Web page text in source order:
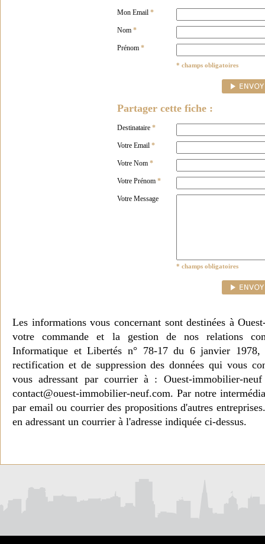
Mon Email *
Nom *
Prénom *
* champs obligatoires
Partager cette fiche :
Destinataire *
Votre Email *
Votre Nom *
Votre Prénom *
Votre Message
* champs obligatoires
Les informations vous concernant sont destinées à
votre commande et la gestion de nos relations
Informatique et Libertés n° 78-17 du 6 janvier 1978,
rectification et de suppression des données qui vous
vous adressant par courrier à : Ouest-immobilier-
contact@ouest-immobilier-neuf.com. Par notre
par email ou courrier des propositions d'autres
en adressant un courrier à l'adresse indiquée ci-dessus.